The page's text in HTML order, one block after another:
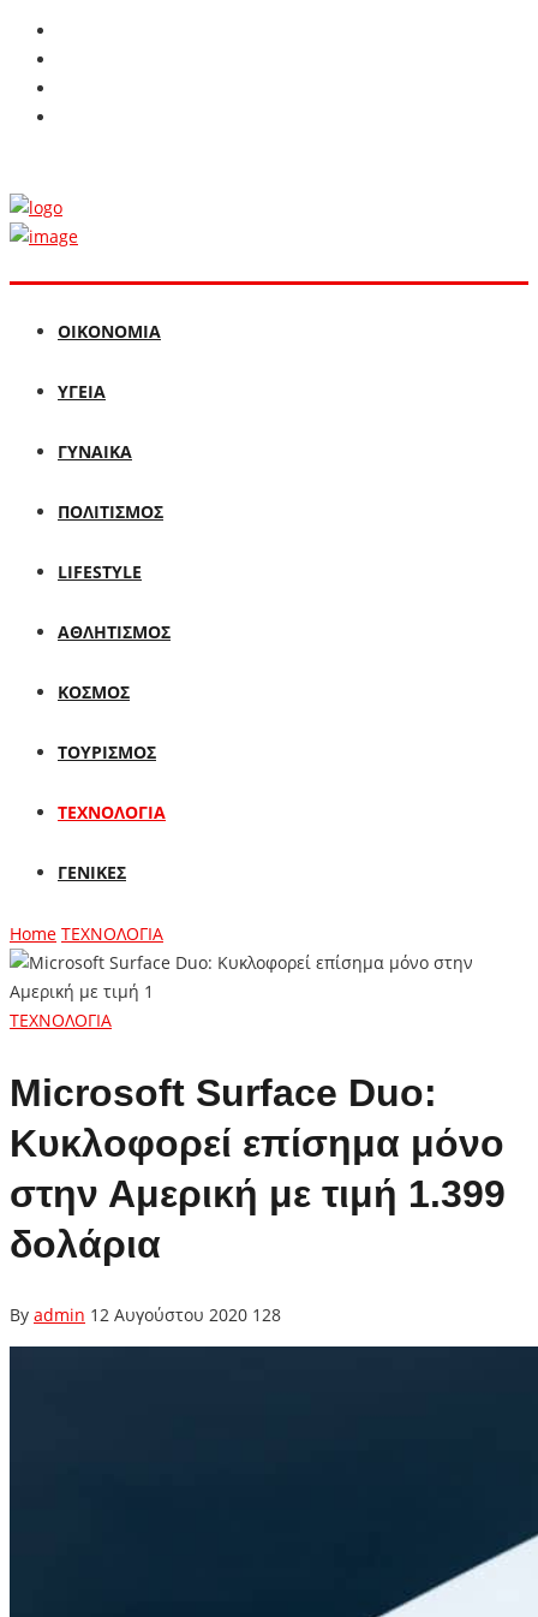
ΟΙΚΟΝΟΜΙΑ
ΥΓΕΙΑ
ΓΥΝΑΙΚΑ
ΠΟΛΙΤΙΣΜΟΣ
LIFESTYLE
ΑΘΛΗΤΙΣΜΟΣ
ΚΟΣΜΟΣ
ΤΟΥΡΙΣΜΟΣ
ΤΕΧΝΟΛΟΓΙΑ
ΓΕΝΙΚΕΣ
Home ΤΕΧΝΟΛΟΓΙΑ
ΤΕΧΝΟΛΟΓΙΑ
Microsoft Surface Duo:
Κυκλοφορεί επίσημα μόνο
στην Αμερική με τιμή 1.399
δολάρια
By admin 12 Αυγούστου 2020 128